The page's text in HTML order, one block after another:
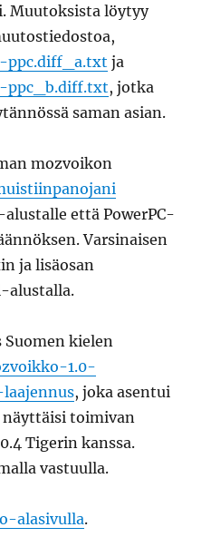
Muutoksista löytyy
ppc.diff_a.txt ja
ppc_b.diff.txt, jotka
saman asian.
mozvoikon
että PowerPC-
Varsinaisen
ja lisäosan
alustalla.
kielen
1.0-
, joka asentui
toimivan
Tigerin kanssa.
vastuulla.
alasivulla.